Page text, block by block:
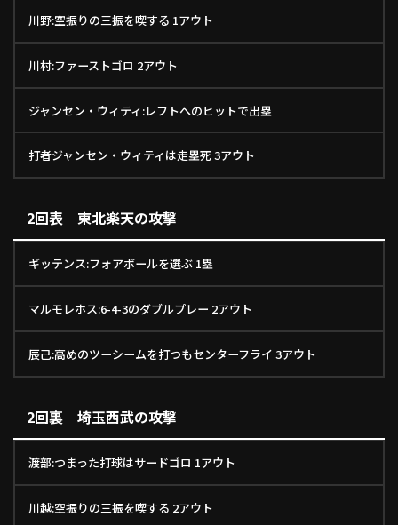
利用規約
運営会社（別ウィンドウで開く） よくある質問
特定商取引法の表示 アルバイト募集
動画を検索（選手・チーム・プレー内容…）
川野:空振りの三振を喫する 1アウト
川村:ファーストゴロ 2アウト
ジャンセン・ウィティ:レフトへのヒットで出塁
打者ジャンセン・ウィティは走塁死 3アウト
2回表 東北楽天の攻撃
ギッテンス:フォアボールを選ぶ 1塁
マルモレホス:6-4-3のダブルプレー 2アウト
辰己:高めのツーシームを打つもセンターフライ 3アウト
2回裏 埼玉西武の攻撃
渡部:つまった打球はサードゴロ 1アウト
川越:空振りの三振を喫する 2アウト